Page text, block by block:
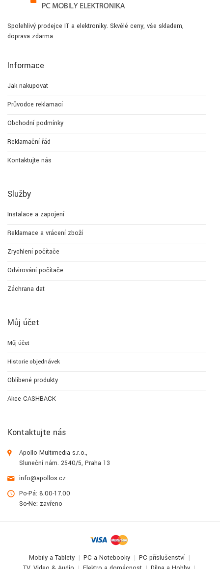
Spolehlivý prodejce IT a elektroniky. Skvělé ceny, vše skladem,
doprava zdarma.
Informace
Jak nakupovat
Průvodce reklamací
Obchodní podmínky
Reklamační řád
Kontaktujte nás
Služby
Instalace a zapojení
Reklamace a vrácení zboží
Zrychlení počítače
Odvirování počítače
Záchrana dat
Můj účet
Můj účet
Historie objednávek
Oblíbené produkty
Akce CASHBACK
Kontaktujte nás
Apollo Multimedia s.r.o.,
Sluneční nám. 2540/5, Praha 13
info@apollos.cz
Po-Pá: 8.00-17.00
So-Ne: zavřeno
Mobily a Tablety PC a Notebooky
PC příslušenství